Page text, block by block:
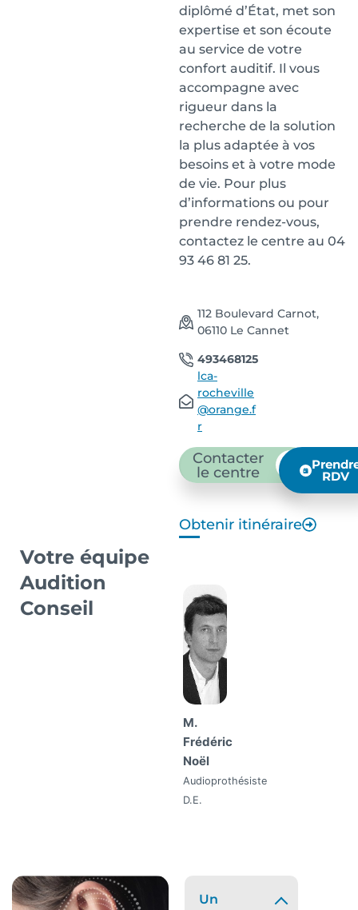
diplômé d’État, met son
expertise et son écoute
au service de votre
confort auditif. Il vous
accompagne avec
rigueur dans la
recherche de la solution
la plus adaptée à vos
besoins et à votre mode
de vie. Pour plus
d’informations ou pour
prendre rendez-vous,
contactez le centre au 04
93 46 81 25.
112 Boulevard Carnot,
06110 Le Cannet
493468125
lca-
rocheville
@orange.f
r
Contacter
le centre
RDV
Obtenir itinéraire
Votre équipe
Audition
Conseil
M.
Frédéric
Noël
Audioprothésiste
D.E.
Un